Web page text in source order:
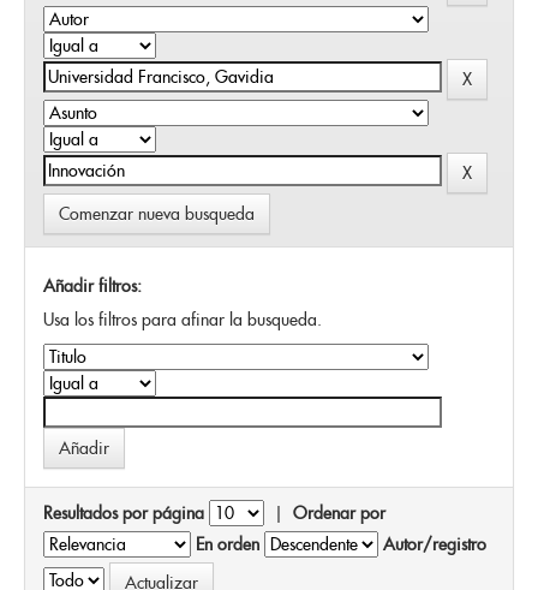
Comenzar nueva busqueda
Añadir filtros:
Usa los filtros para afinar la busqueda.
Resultados por página | Ordenar por
En orden
Autor/registro